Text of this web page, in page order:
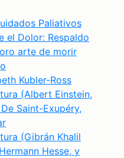
Paliativos
el Dolor: Respaldo
arte de morir
Kubler-Ross
(Albert Einstein,
Saint-Exupéry,
(Gibrán Khalil
Hesse, y